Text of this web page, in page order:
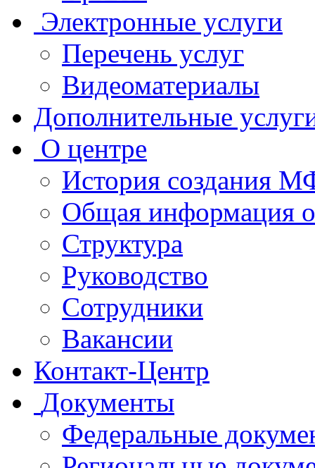
Электронные услуги
Перечень услуг
Видеоматериалы
Дополнительные
О центре
История создания
Общая
Структура
Руководство
Сотрудники
Вакансии
Контакт-Центр
Документы
Федеральные